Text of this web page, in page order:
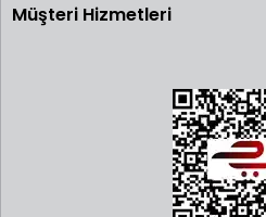
Müşteri Hizmetleri